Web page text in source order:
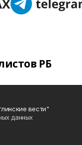
РБ
вести"
данных